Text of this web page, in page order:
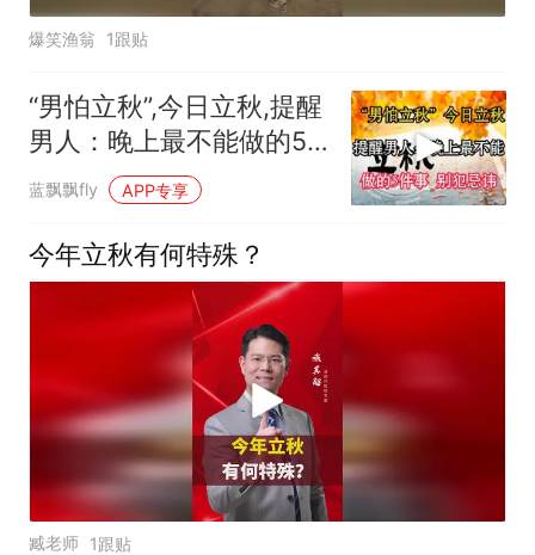
爆笑渔翁 1跟贴
“男怕立秋”,今日立秋,提醒
男人：晚上最不能做的5
件事 别犯忌讳
蓝飘飘fly APP专享
今年立秋有何特殊？
臧老师 1跟贴